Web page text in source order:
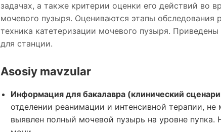
задачах, а также критерии оценки его действий во
мочевого пузыря. Оцениваются этапы
техника катетеризации мочевого пузыря.
для станции.
Asosiy mavzular
Информация для бакалавра (клинический
отделении реанимации и интенсивной терапии,
выявлен полный мочевой пузырь на уровне